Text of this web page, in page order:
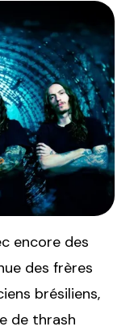
encore des
des frères
brésiliens,
de thrash